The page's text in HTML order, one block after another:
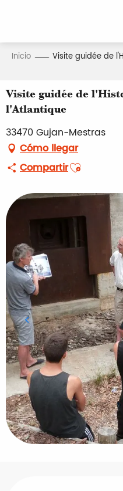
principal
Inicio Visite guidée de
Visite guidée de
l'Atlantique
33470 Gujan-Mestras
Cómo llegar
CompartirAjouter aux